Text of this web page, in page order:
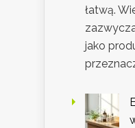
łatwą.
jako